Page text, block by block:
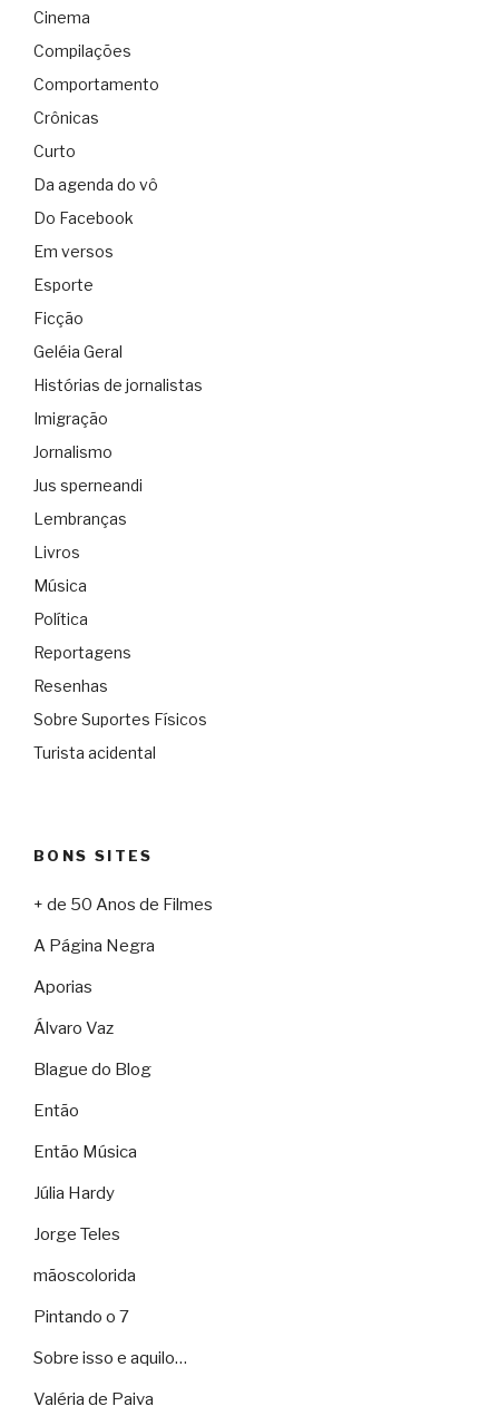
Cinema
Compilações
Comportamento
Crônicas
Curto
Da agenda do vô
Do Facebook
Em versos
Esporte
Ficção
Geléia Geral
Histórias de jornalistas
Imigração
Jornalismo
Jus sperneandi
Lembranças
Livros
Música
Política
Reportagens
Resenhas
Sobre Suportes Físicos
Turista acidental
BONS SITES
+ de 50 Anos de Filmes
A Página Negra
Aporias
Álvaro Vaz
Blague do Blog
Então
Então Música
Júlia Hardy
Jorge Teles
mãoscolorida
Pintando o 7
Sobre isso e aquilo…
Valéria de Paiva